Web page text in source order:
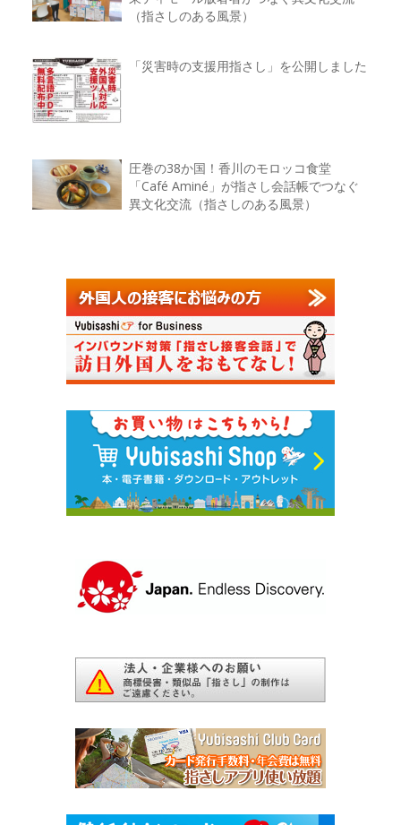
（指さしのある風景）
「災害時の支援用指さし」を公開しました
圧巻の38か国！香川のモロッコ食堂
「Café Aminé」が指さし会話帳でつなぐ
異文化交流（指さしのある風景）